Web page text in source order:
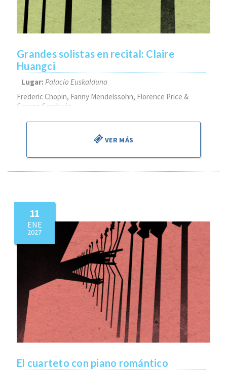
Grandes solistas en recital: Claire
Huangci
Lugar:Palacio Euskalduna
Frederic Chopin, Fanny Mendelssohn, Florence Price &
George Gershwin
VER MÁS
11
ENE
2027
El cuarteto con piano romántico